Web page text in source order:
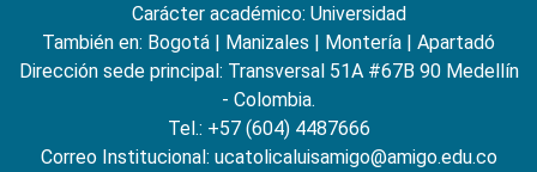
Carácter académico: Universidad
También en: Bogotá | Manizales | Montería | Apartadó
Dirección sede principal: Transversal 51A #67B 90 Medellín
- Colombia.
Tel.: +57 (604) 4487666
Correo Institucional: ucatolicaluisamigo@amigo.edu.co